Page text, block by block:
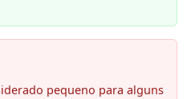
pequeno para alguns